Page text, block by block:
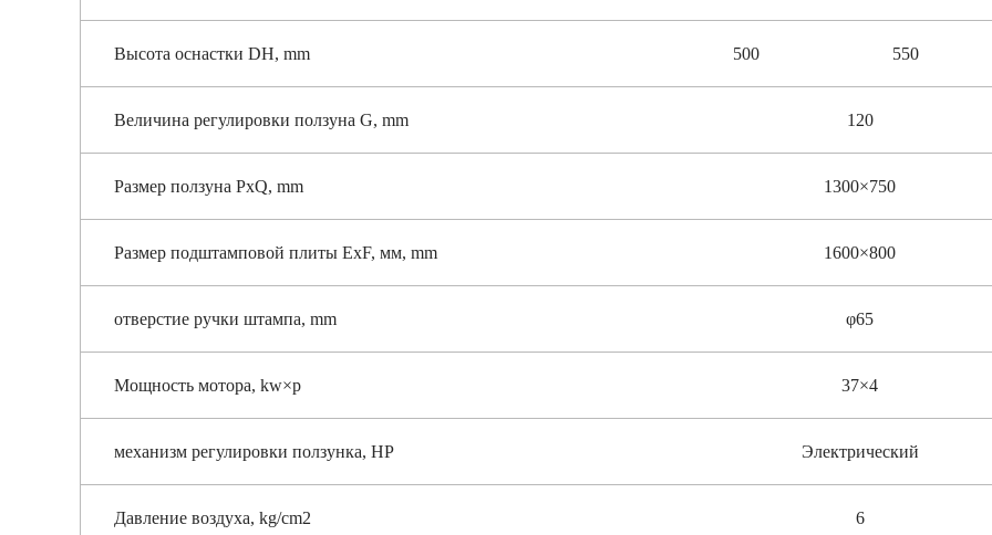
Высота оснастки DH, mm 500 550
Величина регулировки ползуна G, mm 120
Размер ползуна PxQ, mm 1300×750
Размер подштамповой плиты ExF, мм, mm 1600×800
отверстие ручки штампа, mm φ65
Мощность мотора, kw×p 37×4
механизм регулировки ползунка, HP Электрический
Давление воздуха, kg/cm2 6